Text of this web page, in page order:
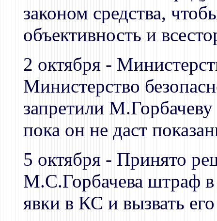
законом средства,
объективность и
2 октября -
Министерство
запретили
пока он не даст
5 октября - Принято
М.С.Горбачева штраф в
явки в КС и вызвать